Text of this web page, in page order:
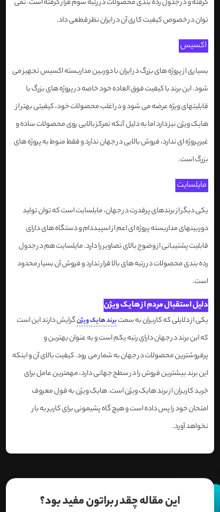
گرفته و در جدول رده بندی محصولات در رتبه سوم قرار گرفته است. نمی
توان در خصوص کیفیت کاری آن در ایران نظر قطعی داد.
اکسیس
بسیاری از پروژه های بزرگ در ایران با دوربین مداربسته اکسیس تجهیز می
شود. این برند با کیفیت فوق العاده خود خاصه در پروژه های بزرگ با
قابلیتهای ویژه عرضه می شود و در اغلب محصولات خود، کیفیتی بهتر از
هایک ویژن نیز دارد اما به دلیل آنکه تمرکز بالایی روی محصولات ساده و
غیرپروژه ای ندارد، فروش بالایی در جهان ندارد و فقط منوط به پروژه های
بزرگ است.
مایلسایت
یکی دیگر از برندهای پرقدرت در جهان، مایلسایت است که توان تولید
دوربینهای مداربسته پروژه ای اعم از اسپیددام و دستگاه های دارای
قابلیت پشتیبانی از وضوح بالای تصاویر را دارد. مایلسایت هم در جدول
رده بندی محصولات در رتبه های بالا قرار ندارد و فروش آن بسیار محدود
است.
دلیل استقبال مردم از هایک ویژن
یکی از دلایلی که کاربران به سمتبرند هایک ویژنگرایش دارند این است
که این برند در جهان دارای رتبه یکم است و به عنوان بهترین و
پرفروشترین محصولات در جهان به شمار می رود. کیفیت بالای آن و اینکه
این برند بیشترین فروش را در سطح جهانی دارد، مهمترین عامل برای
خرید کاربران از برند هایک ویژن است. هایک ویژن به قول معروف
امتحان خود را پس داده است و هیچ گاه پشیمونی برای کاربر به بار
نخواهد آورد.
این مقاله چقدر براتون مفید بود؟